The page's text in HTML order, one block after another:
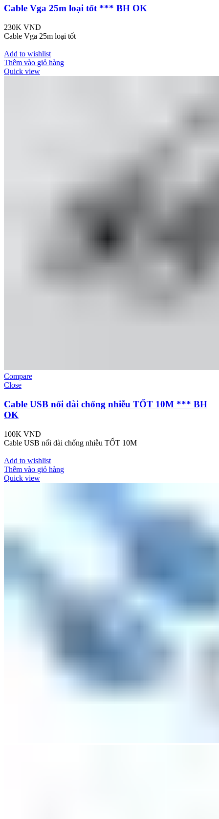
Cable Vga 25m loại tốt *** BH OK
230K VND
Cable Vga 25m loại tốt
Add to wishlist
Thêm vào giỏ hàng
Quick view
Compare
Close
Cable USB nối dài chống nhiễu TỐT 10M *** BH
OK
100K VND
Cable USB nối dài chống nhiễu TỐT 10M
Add to wishlist
Thêm vào giỏ hàng
Quick view